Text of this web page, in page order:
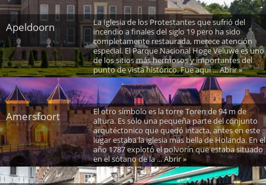
Apeldoorn
La Iglesia de los Protestantes que sufrió del
incendio a finales del siglo 19 pero ha sido
completamente restaurada, merece atención
especial. El Parque Nacional Hoge Veluwe es uno
de los sitios más hermosos y importantes del
punto de vista histórico. Fue aquí ... Abrir »
Amersfoort
El otro símbolo es la torre Toren de 94 m de
altura. Es sólo una pequeña parte del conjunto
arqutéctonico que quedó intacta, antes en este
lugar estaba la iglesia más bella de Holanda. En el
año 1787 explotó el polvorín que estaba situado
en el sótano de la ... Abrir »